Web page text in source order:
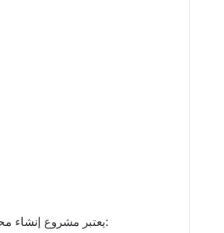
يعتبر مشروع إنشاء محطات الوقود مشروعا مربحا يتطلب جدوى اقتصادية واضحة. تشمل الخطوات اللازمة: